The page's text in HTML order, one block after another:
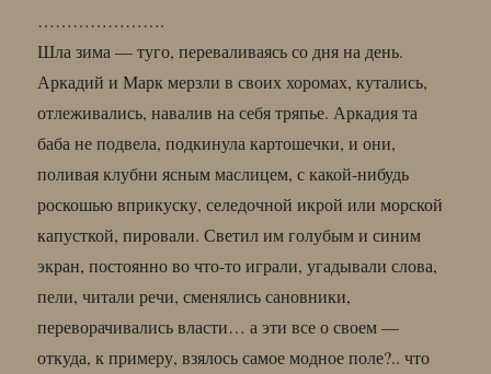
………………….
Шла зима — туго, переваливаясь со дня на день.
Аркадий и Марк мерзли в своих хоромах, кутались,
отлеживались, навалив на себя тряпье. Аркадия та
баба не подвела, подкинула картошечки, и они,
поливая клубни ясным маслицем, с какой-нибудь
роскошью вприкуску, селедочной икрой или морской
капусткой, пировали. Светил им голубым и синим
экран, постоянно во что-то играли, угадывали слова,
пели, читали речи, сменялись сановники,
переворачивались власти… а эти все о своем —
откуда, к примеру, взялось самое модное поле?.. что